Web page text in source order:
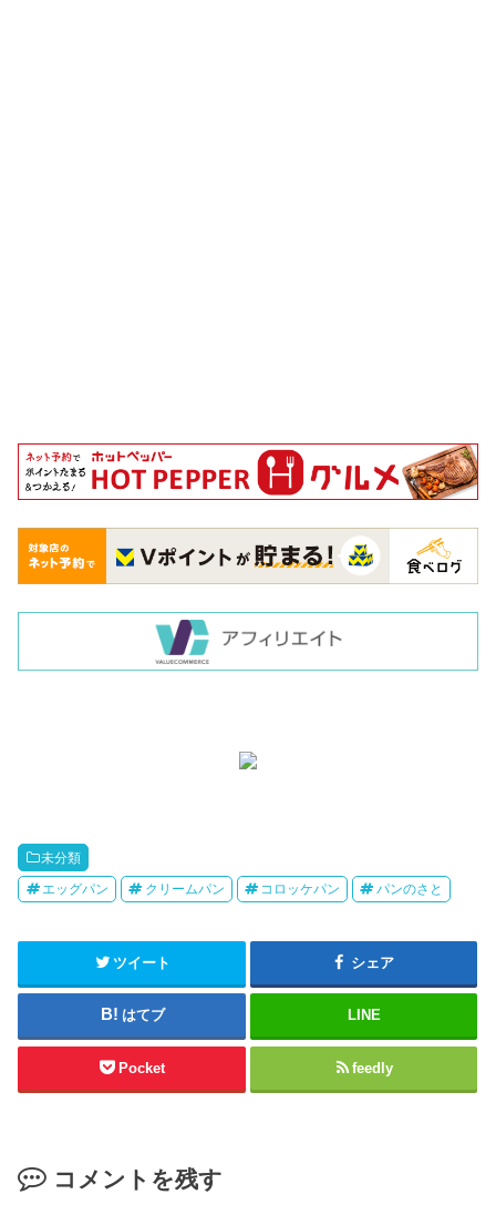
未分類
エッグパン クリームパン コロッケパン パンのさと
ツイート シェア
はてブ LINE
Pocket feedly
コメントを残す